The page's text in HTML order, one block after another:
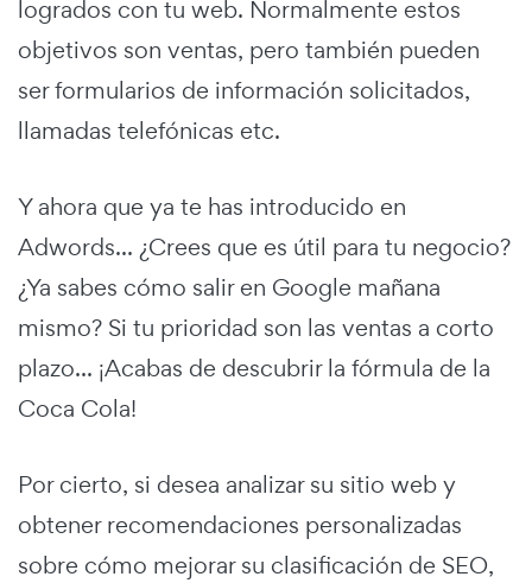
logrados con tu web. Normalmente estos
objetivos son ventas, pero también pueden
ser formularios de información solicitados,
llamadas telefónicas etc.
Y ahora que ya te has introducido en
Adwords... ¿Crees que es útil para tu negocio?
¿Ya sabes cómo salir en Google mañana
mismo? Si tu prioridad son las ventas a corto
plazo... ¡Acabas de descubrir la fórmula de la
Coca Cola!
Por cierto, si desea analizar su sitio web y
obtener recomendaciones personalizadas
sobre cómo mejorar su clasificación de SEO,